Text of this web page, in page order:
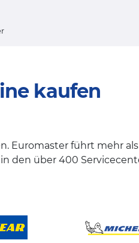
kaufen
Euromaster führt mehr
den über 400